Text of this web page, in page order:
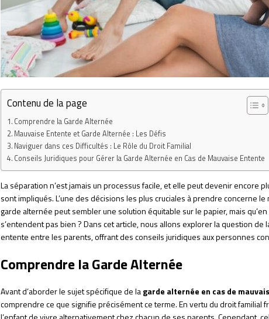
Contenu de la page
Comprendre la Garde Alternée
Mauvaise Entente et Garde Alternée : Les Défis
Naviguer dans ces Difficultés : Le Rôle du Droit Familial
Conseils Juridiques pour Gérer la Garde Alternée en Cas de Mauvaise Entente
La séparation n’est jamais un processus facile, et elle peut devenir encore
sont impliqués. L’une des décisions les plus cruciales à prendre concerne
garde alternée peut sembler une solution équitable sur le papier, mais
s’entendent pas bien ? Dans cet article, nous allons explorer la question de
entente entre les parents, offrant des conseils juridiques aux personnes
Comprendre la Garde Alternée
Avant d’aborder le sujet spécifique de lagarde alternée en cas de
comprendre ce que signifie précisément ce terme. En vertu du droit familial